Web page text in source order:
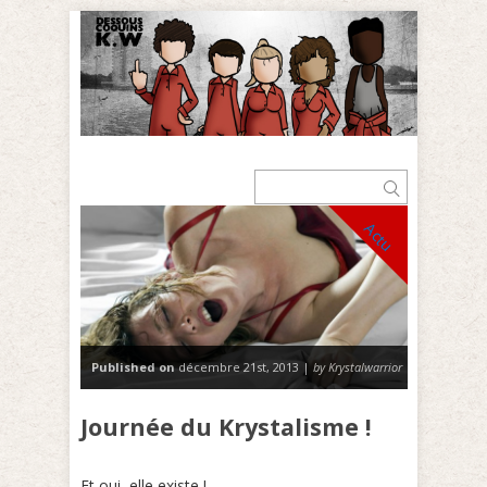
Actu
Published ondécembre 21st, 2013 | by Krystalwarrior
Journée du Krystalisme !